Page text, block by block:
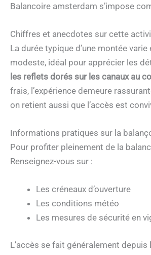
Balancoire amsterdam s’impose
Chiffres et anecdotes sur cette
La durée typique d’une montée
modeste, idéal pour apprécier les
les reflets dorés sur les canaux au
frais, l’expérience demeure
on retient aussi que l’accès est
Informations pratiques sur la
Pour profiter pleinement de la
Renseignez-vous sur :
Les créneaux d’ouverture
Les conditions météo
Les mesures de sécurité en
L’accès se fait généralement